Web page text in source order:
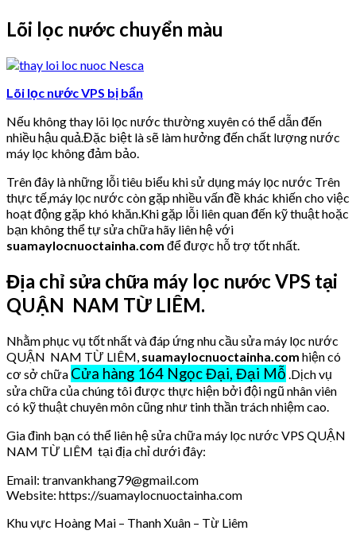
Lõi lọc nước chuyển màu
Lõi lọc nước VPS bị bẩn
Nếu không thay lõi lọc nước thường xuyên có thể dẫn đến
nhiều hậu quả.Đặc biệt là sẽ làm hưởng đến chất lượng nước
máy lọc không đảm bảo.
Trên đây là những lỗi tiêu biểu khi sử dụng máy lọc nước Trên
thực tế,máy lọc nước còn gặp nhiều vấn đề khác khiến cho việc
hoạt động gặp khó khăn.Khi gặp lỗi liên quan đến kỹ thuật hoặc
bạn không thể tự sửa chữa hãy liên hệ với
suamaylocnuoctainha.com để được hỗ trợ tốt nhất.
Địa chỉ sửa chữa máy lọc nước VPS tại
QUẬN NAM TỪ LIÊM.
Nhằm phục vụ tốt nhất và đáp ứng nhu cầu sửa máy lọc nước
QUẬN NAM TỪ LIÊM, suamaylocnuoctainha.com hiện có
cơ sở chữa Cửa hàng 164 Ngọc Đại, Đại Mỗ .Dịch vụ
sửa chữa của chúng tôi được thực hiện bởi đội ngũ nhân viên
có kỹ thuật chuyên môn cũng như tinh thần trách nhiệm cao.
Gia đình bạn có thể liên hệ sửa chữa máy lọc nước VPS QUẬN
NAM TỪ LIÊM tại địa chỉ dưới đây:
Email: tranvankhang79@gmail.com
Website: https://suamaylocnuoctainha.com
Khu vực Hoàng Mai – Thanh Xuân – Từ Liêm